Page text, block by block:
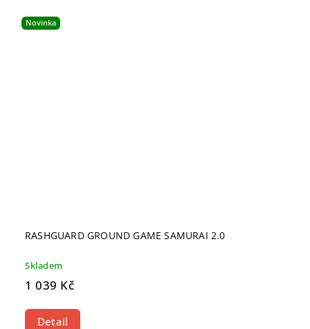
Novinka
RASHGUARD GROUND GAME SAMURAI 2.0
Skladem
1 039 Kč
Detail